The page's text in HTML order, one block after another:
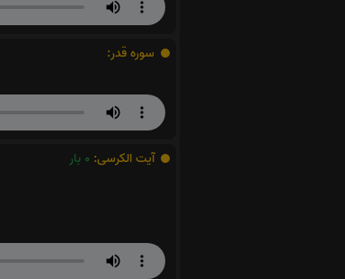
سوره قدر:
آیت الکرسی: 0 بار